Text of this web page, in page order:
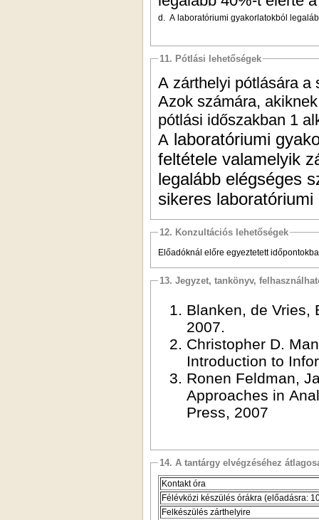
d. A laboratóriumi gyakorlatokból
11. Pótlási lehetőségek
A zárthelyi pótlására a
Azok számára,
pótlási időszakban 1
A laboratóriumi
feltétele valamelyik
legalább elégséges
sikeres
12. Konzultációs lehetőségek
Előadóknál előre egyeztetett
13. Jegyzet, tankönyv,
Blanken, de Vries,
2007.
Christopher D.
Introduction to
Ronen Feldman,
Approaches in
Press, 2007
14. A tantárgy elvégzéséhez
Kontakt óra
Félévközi készülés órákra (előadásra:
Felkészülés zárthelyire